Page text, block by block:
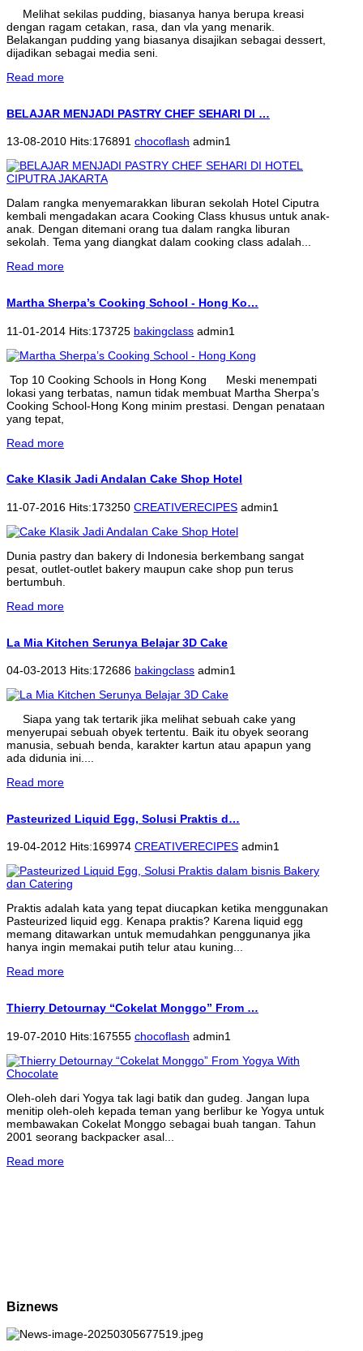
Melihat sekilas pudding, biasanya hanya berupa kreasi
dengan ragam cetakan, rasa, dan vla yang menarik.
Belakangan pudding yang biasanya disajikan sebagai dessert,
dijadikan sebagai media seni.
Read more
BELAJAR MENJADI PASTRY CHEF SEHARI DI …
13-08-2010 Hits:176891 chocoflash admin1
Dalam rangka menyemarakkan liburan sekolah Hotel Ciputra
kembali mengadakan acara Cooking Class khusus untuk anak-
anak. Dengan ditemani orang tua dalam rangka liburan
sekolah. Tema yang diangkat dalam cooking class adalah...
Read more
Martha Sherpa’s Cooking School - Hong Ko…
11-01-2014 Hits:173725 bakingclass admin1
Top 10 Cooking Schools in Hong Kong Meski menempati
lokasi yang terbatas, namun tidak membuat Martha Sherpa’s
Cooking School-Hong Kong minim prestasi. Dengan penataan
yang tepat,
Read more
Cake Klasik Jadi Andalan Cake Shop Hotel
11-07-2016 Hits:173250 CREATIVERECIPES admin1
Dunia pastry dan bakery di Indonesia berkembang sangat
pesat, outlet-outlet bakery maupun cake shop pun terus
bertumbuh.
Read more
La Mia Kitchen Serunya Belajar 3D Cake
04-03-2013 Hits:172686 bakingclass admin1
Siapa yang tak tertarik jika melihat sebuah cake yang
menyerupai sebuah obyek tertentu. Baik itu obyek seorang
manusia, sebuah benda, karakter kartun atau apapun yang
ada didunia ini....
Read more
Pasteurized Liquid Egg, Solusi Praktis d…
19-04-2012 Hits:169974 CREATIVERECIPES admin1
Praktis adalah kata yang tepat diucapkan ketika menggunakan
Pasteurized liquid egg. Kenapa praktis? Karena liquid egg
memang ditawarkan untuk memudahkan penggunanya jika
hanya ingin memakai putih telur atau kuning...
Read more
Thierry Detournay “Cokelat Monggo” From …
19-07-2010 Hits:167555 chocoflash admin1
Oleh-oleh dari Yogya tak lagi batik dan gudeg. Jangan lupa
menitip oleh-oleh kepada teman yang berlibur ke Yogya untuk
membawakan Cokelat Monggo sebagai buah tangan. Tahun
2001 seorang backpacker asal...
Read more
Biznews